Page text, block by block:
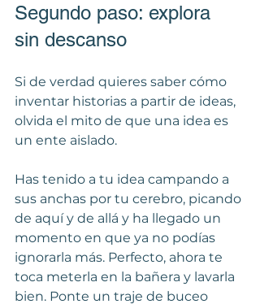
Segundo paso: explora
sin descanso
Si de verdad quieres saber cómo
inventar historias a partir de ideas,
olvida el mito de que una idea es
un ente aislado.
Has tenido a tu idea campando a
sus anchas por tu cerebro, picando
de aquí y de allá y ha llegado un
momento en que ya no podías
ignorarla más. Perfecto, ahora te
toca meterla en la bañera y lavarla
bien. Ponte un traje de buceo